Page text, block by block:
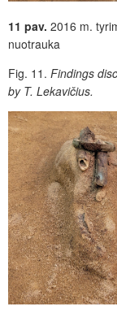
11 pav. 2016 m.
nuotrauka
Fig. 11. Findings
by T. Lekavičius.